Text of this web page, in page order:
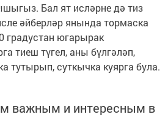
Бал ят исләрне дә тиз
әйберләр янында тормаска
градустан югарырак
тиеш түгел, аны бүлгәләп,
тутырып, суткычка куярга була.
важным и интересным в